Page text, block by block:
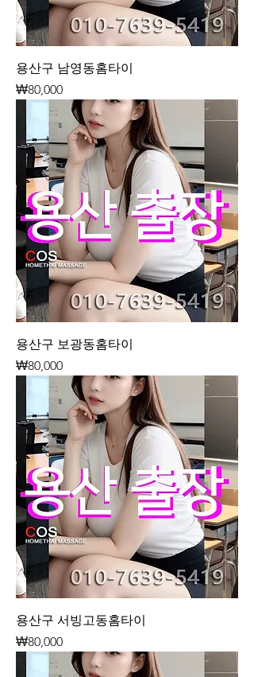
용산구 남영동홈타이
가격
₩80,000
용산구 보광동홈타이
가격
₩80,000
용산구 서빙고동홈타이
가격
₩80,000